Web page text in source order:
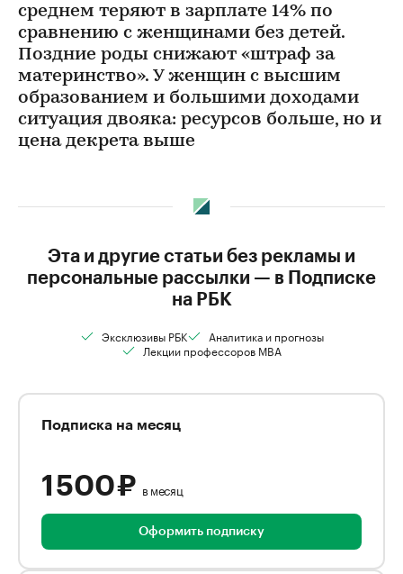
среднем теряют в зарплате 14% по
сравнению с женщинами без детей.
Поздние роды снижают «штраф за
материнство». У женщин с высшим
образованием и большими доходами
ситуация двояка: ресурсов больше, но и
цена декрета выше
Эта и другие статьи без рекламы и
персональные рассылки — в Подписке
на РБК
Эксклюзивы РБК
Аналитика и прогнозы
Лекции профессоров MBA
Подписка на месяц
1 500 ₽ в месяц
Оформить подписку